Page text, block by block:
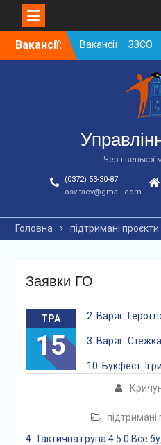
SkipВакансії:
Вакансії ЗЗСО
2026
Вакансії ЗЗСО
Вакансії у
дошкільних
ЗЗСО
01.08.2026 р.
Чернівецької
(0372) 53-30-87
osvitacv@gmail.com
Головна підтримані
Заявки ГО
ТРА
15
підтримані
2. Варяг. Герої
3. Варяг.
10. Букфест.
4. Тактична група 4.5.0 Все